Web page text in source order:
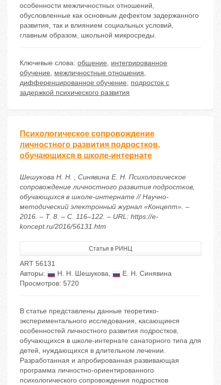
особенности межличностных отношений,
обусловленные как основным дефектом задержанного
развития, так и влиянием социальных условий,
главным образом, школьной микросреды.
Ключевые слова: общение, интегрированное
обучение, межличностные отношения,
дифференцированное обучение, подросток с
задержкой психического развития
Психологическое сопровождение
личностного развития подростков,
обучающихся в школе-интернате
Шешукова Н. Н. , Синявина Е. Н. Психологическое
сопровождение личностного развития подростков,
обучающихся в школе-интернате // Научно-
методический электронный журнал «Концепт». –
2016. – Т. 8. – С. 116–122. – URL: https://e-
koncept.ru/2016/56131.htm
Статья в РИНЦ
ART 56131
Авторы:
Н. Н. Шешукова,
Е. Н. Синявина
Просмотров: 5720
В статье представлены данные теоретико-
экспериментального исследования, касающиеся
особенностей личностного развития подростков,
обучающихся в школе-интернате санаторного типа для
детей, нуждающихся в длительном лечении.
Разработанная и апробированная развивающая
программа личностно-ориентированного
психологического сопровождения подростков